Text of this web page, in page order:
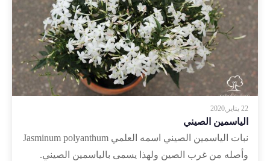
22 يناير,2020
الياسمين الصيني
نبات الياسمين الصيني اسمه العلمي Jasminum polyanthum
وأصله من غرب الصين ولهذا يسمى بالياسمين الصيني.